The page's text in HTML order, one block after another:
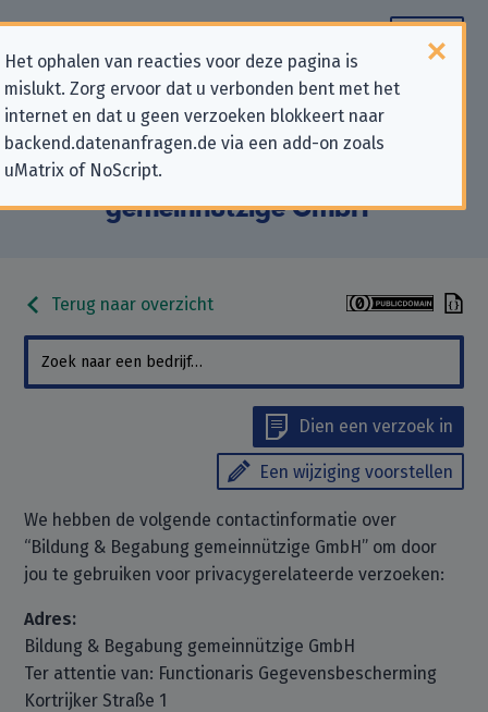
Het ophalen van reacties voor deze pagina is
mislukt. Zorg ervoor dat u verbonden bent met het
internet en dat u geen verzoeken blokkeert naar
backend.datenanfragen.de via een add-on zoals
uMatrix of NoScript.
Contactgegevens voor
privacygerelateerde verzoeken
aan “Bildung & Begabung
gemeinnützige GmbH”
Terug naar overzicht
Dien een verzoek in
Een wijziging voorstellen
We hebben de volgende contactinformatie over
“Bildung & Begabung gemeinnützige GmbH” om door
jou te gebruiken voor privacygerelateerde verzoeken:
Adres:
Bildung & Begabung gemeinnützige GmbH
Ter attentie van: Functionaris Gegevensbescherming
Kortrijker Straße 1